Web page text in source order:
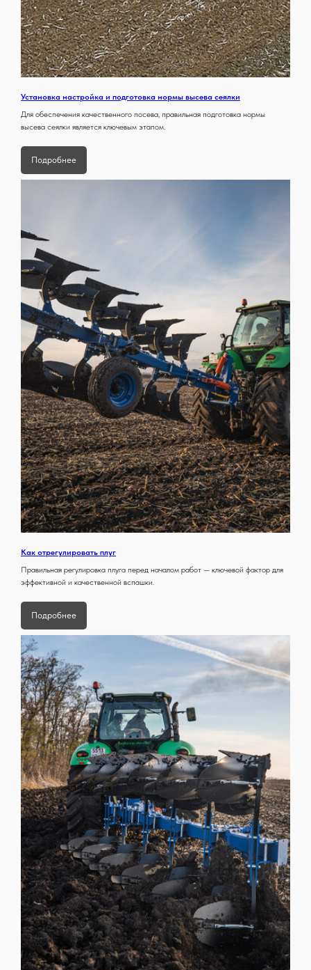
Установка настройка и подготовка нормы высева сеялки
Для обеспечения качественного посева, правильная подготовка нормы
высева сеялки является ключевым этапом.
Подробнее
Как отрегулировать плуг
Правильная регулировка плуга перед началом работ — ключевой фактор для
эффективной и качественной вспашки.
Подробнее